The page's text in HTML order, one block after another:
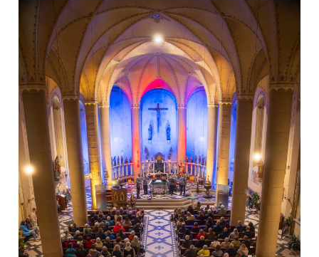
Rückblick:
Benefizkonzert
des
Blechbläserensembles
des
Heeresmusikkorps
Koblenz